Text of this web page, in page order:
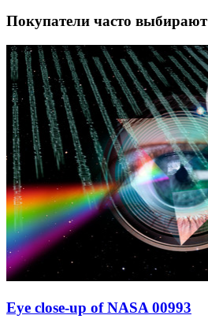
Покупатели часто выбирают
Eye close-up of NASA 00993